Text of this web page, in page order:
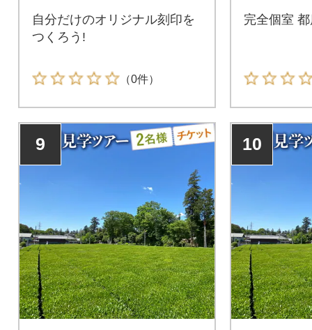
自分だけのオリジナル刻印を
つくろう!
（0件）
完全個室
9 10